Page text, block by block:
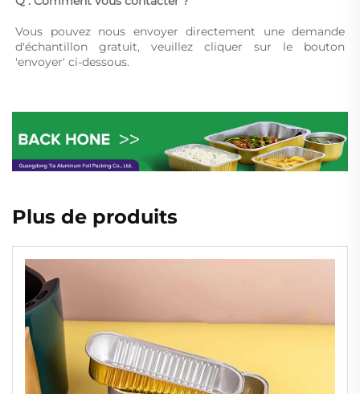
Vous pouvez nous envoyer directement une demande
d'échantillon gratuit, veuillez cliquer sur le bouton
'envoyer' ci-dessous.
Plus de produits